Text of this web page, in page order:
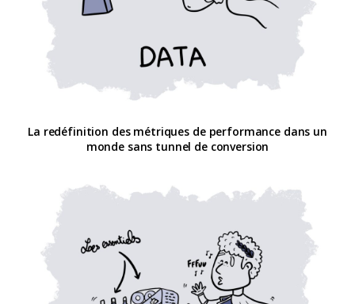
La redéfinition des métriques de performance dans un
monde sans tunnel de conversion